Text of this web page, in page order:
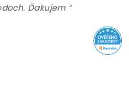
Ďakujem ”